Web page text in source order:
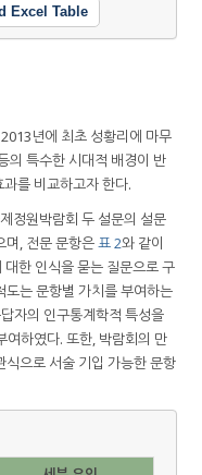
Excel Table
년에 최초 성황리에 마무
의 특수한 시대적 배경이 반
를 비교하고자 한다.
정원박람회 두 설문의 설문
며, 전문 문항은표 2와 같이
한 인식을 묻는 질문으로 구
도는 문항별 가치를 부여하는
자의 인구통계학적 특성을
하였다. 또한, 박람회의 만
으로 서술 기입 가능한 문항